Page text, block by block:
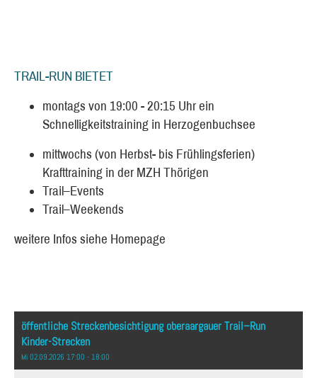
TRAIL-RUN BIETET
montags von 19:00 - 20:15 Uhr ein
Schnelligkeitstraining in Herzogenbuchsee
mittwochs (von Herbst- bis Frühlingsferien)
Krafttraining in der MZH Thörigen
Trail–Events
Trail–Weekends
weitere Infos siehe Homepage
öffentliche Streckenbesichtigung oberaargauer Trail–Run
Kinder-Strecken
Mi 02.09.2026 17:00 - 18:00